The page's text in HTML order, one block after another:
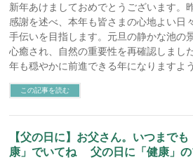
新年あけましておめでとうございます。
感謝を述べ、本年も皆さまの心地よい日
手伝いを目指します。元旦の静かな池の
心癒され、自然の重要性を再確認しまし
年も穏やかに前進できる年になりますよ
この記事を読む
【父の日に】お父さん。いつまでも
康」でいてね 父の日に「健康」の